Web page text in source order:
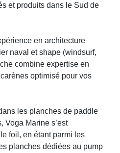
et produits dans le Sud de
en architecture
naval et shape (windsurf,
combine expertise en
optimisé pour vos
les planches de paddle
Voga Marine s’est
foil, en étant parmi les
planches dédiées au pump